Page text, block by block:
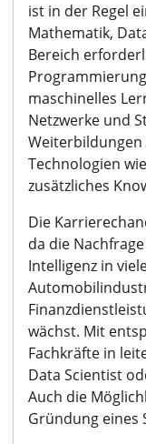
ist in der Regel
Mathematik,
Bereich
maschinelles
Netzwerke und
Weiterbildungen
Technologien
zusätzliches
Die
da die
Intelligenz in
wächst. Mit
Fachkräfte in
Data Scientist
Auch die
Gründung eines